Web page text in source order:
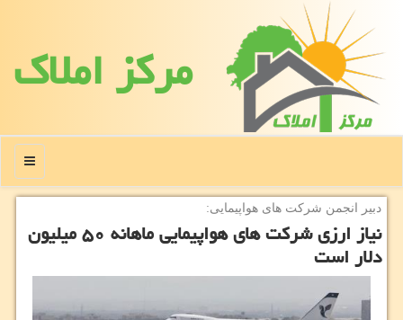
مركز املاك
منو
دبیر انجمن شركت های هواپیمایی:
نیاز ارزی شركت های هواپیمایی ماهانه ۵۰ میلیون
دلار است